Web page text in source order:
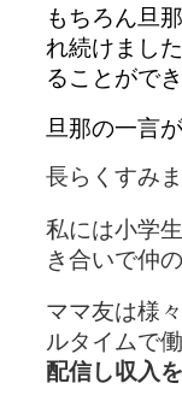
もちろん旦
れ続けまし
ることができ
旦那の一言
長らくすみ
私には小学
き合いで仲
ママ友は様
ルタイムで
配信し収入